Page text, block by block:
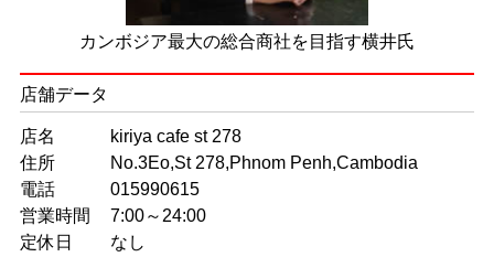
カンボジア最大の総合商社を目指す横井氏
店舗データ
店名
kiriya cafe st 278
住所
No.3Eo,St 278,Phnom Penh,Cambodia
電話
015990615
営業時間
7:00～24:00
定休日
なし